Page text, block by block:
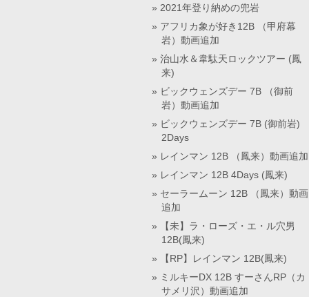
2021年登り納めの兜岩
アフリカ象が好き12B （甲府幕
岩）動画追加
治山水＆韋駄天ロックツアー (鳳
来)
ビックウェンズデー 7B （御前
岩）動画追加
ビックウェンズデー 7B (御前岩)
2Days
レインマン 12B （鳳来）動画追加
レインマン 12B 4Days (鳳来)
セーラームーン 12B （鳳来）動画
追加
【未】ラ・ローズ・エ・ル穴男
12B(鳳来)
【RP】レインマン 12B(鳳来)
ミルキーDX 12B すーさんRP（カ
サメリ沢）動画追加